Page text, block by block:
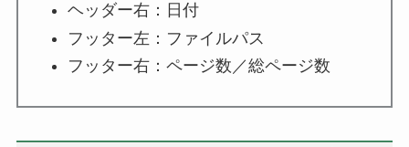
ヘッダー右：日付
フッター左：ファイルパス
フッター右：ページ数／総ページ数